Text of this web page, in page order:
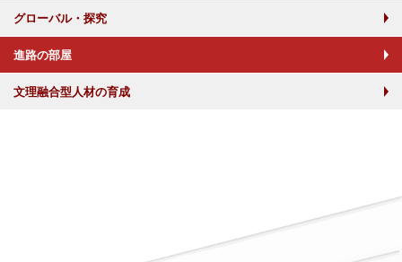
グローバル・探究
進路の部屋
文理融合型人材の育成